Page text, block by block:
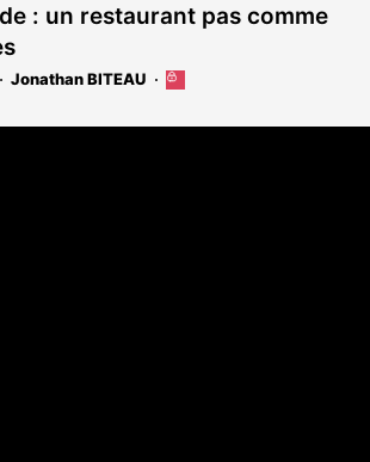
: un restaurant pas comme
Jonathan BITEAU
Cet
est